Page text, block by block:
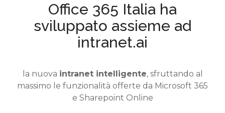
Office 365 Italia ha
sviluppato assieme ad
intranet.ai
la nuova intranet intelligente, sfruttando al
massimo le funzionalità offerte da Microsoft 365
e Sharepoint Online